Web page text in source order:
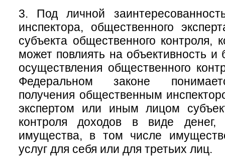
3. Под личной
инспектора, общественного
субъекта общественного контроля,
может повлиять на объективность и
осуществления общественного
Федеральном законе
получения общественным
экспертом или иным лицом
контроля доходов в виде денег,
имущества, в том числе
услуг для себя или для третьих лиц.